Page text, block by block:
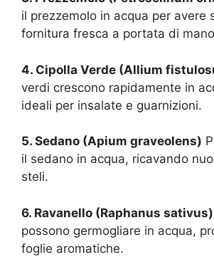
il prezzemolo in acqua per avere
fornitura fresca a portata di
4. Cipolla Verde (Allium
verdi crescono rapidamente in
ideali per insalate e guarnizioni.
5. Sedano (Apium graveolens)
il sedano in acqua, ricavando
steli.
6. Ravanello (Raphanus sativus)
possono germogliare in acqua,
foglie aromatiche.